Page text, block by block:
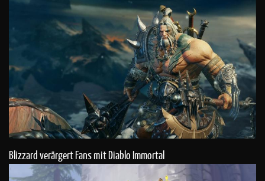
Blizzard verärgert Fans mit Diablo Immortal